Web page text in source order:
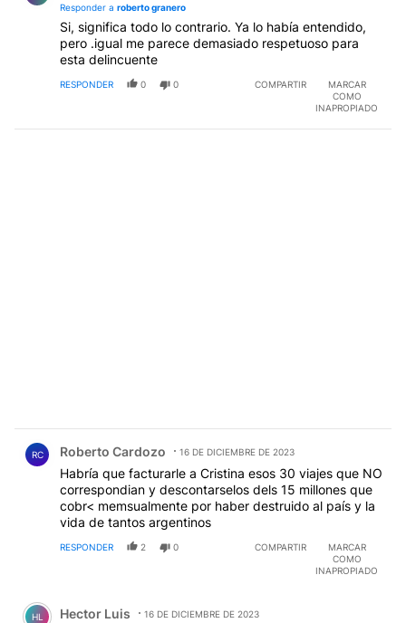
Responder a roberto granero
Si, significa todo lo contrario. Ya lo había entendido,
pero .igual me parece demasiado respetuoso para
esta delincuente
RESPONDER 0 0 COMPARTIR
MARCAR
COMO
INAPROPIADO
RC Roberto Cardozo 16 DE DICIEMBRE DE 2023
Habría que facturarle a Cristina esos 30 viajes que NO
correspondian y descontarselos dels 15 millones que
cobr< memsualmente por haber destruido al país y la
vida de tantos argentinos
RESPONDER 2 0 COMPARTIR
MARCAR
COMO
INAPROPIADO
Comentario de Hector Luis.
HL Hector Luis 16 DE DICIEMBRE DE 2023